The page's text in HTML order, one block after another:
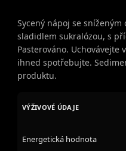
Sycený nápoj se
sladidlem sukralózou, s
Pasterováno. Uchovávejte
ihned spotřebujte.
produktu.
VÝŽIVOVÉ ÚDAJE
Energetická hodnota